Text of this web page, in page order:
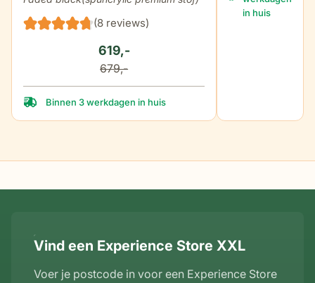
(8 reviews)
619,-
679,-
Binnen 3 werkdagen in huis
in huis
Vind een Experience Store XXL
Voer je postcode in voor een Experience Store